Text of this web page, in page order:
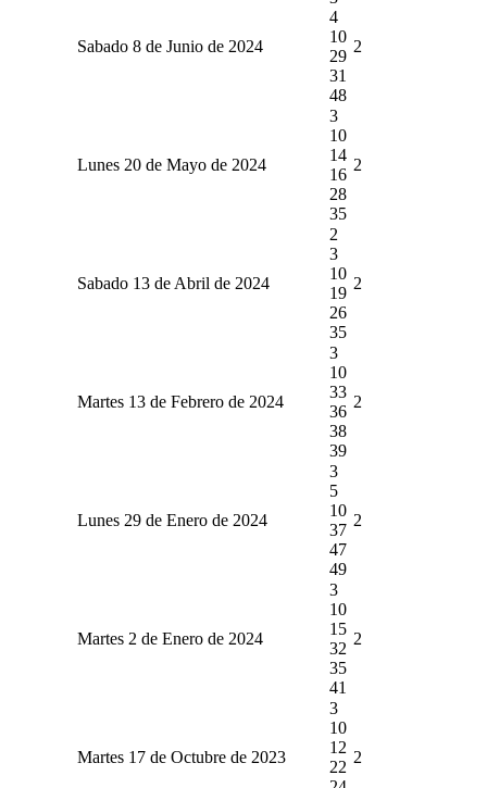
Sabado 8 de Junio de 2024
4
10
29
31
48
2
Lunes 20 de Mayo de 2024
3
10
14
16
28
35
2
Sabado 13 de Abril de 2024
2
3
10
19
26
35
2
Martes 13 de Febrero de 2024
3
10
33
36
38
39
2
Lunes 29 de Enero de 2024
3
5
10
37
47
49
2
Martes 2 de Enero de 2024
3
10
15
32
35
41
2
Martes 17 de Octubre de 2023
3
10
12
22
2